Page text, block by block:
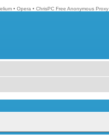
• Opera • ChrisPC Free Anonymous Proxy